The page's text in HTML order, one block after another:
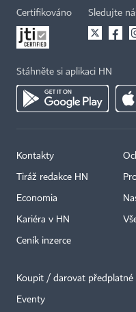
Certifikováno Sledujte
Stáhněte si aplikaci HN
Kontakty
Tiráž redakce HN
Economia
Kariéra v HN
Ceník inzerce
Koupit / darovat předplatné
Eventy